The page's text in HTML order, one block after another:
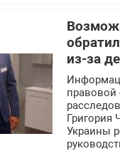
из-за
правовой
Григория
Украины